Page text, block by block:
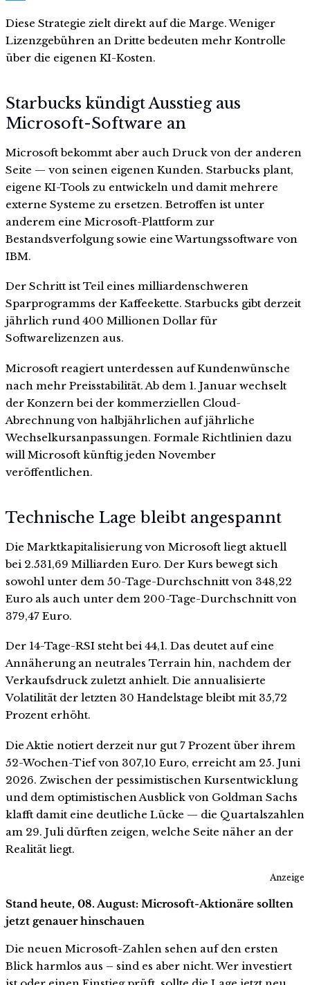
Diese Strategie zielt direkt auf die Marge. Weniger
Lizenzgebühren an Dritte bedeuten mehr Kontrolle
über die eigenen KI-Kosten.
Starbucks kündigt Ausstieg aus
Microsoft-Software an
Microsoft bekommt aber auch Druck von der anderen
Seite — von seinen eigenen Kunden. Starbucks plant,
eigene KI-Tools zu entwickeln und damit mehrere
externe Systeme zu ersetzen. Betroffen ist unter
anderem eine Microsoft-Plattform zur
Bestandsverfolgung sowie eine Wartungssoftware von
IBM.
Der Schritt ist Teil eines milliardenschweren
Sparprogramms der Kaffeekette. Starbucks gibt derzeit
jährlich rund 400 Millionen Dollar für
Softwarelizenzen aus.
Microsoft reagiert unterdessen auf Kundenwünsche
nach mehr Preisstabilität. Ab dem 1. Januar wechselt
der Konzern bei der kommerziellen Cloud-
Abrechnung von halbjährlichen auf jährliche
Wechselkursanpassungen. Formale Richtlinien dazu
will Microsoft künftig jeden November
veröffentlichen.
Technische Lage bleibt angespannt
Die Marktkapitalisierung von Microsoft liegt aktuell
bei 2.531,69 Milliarden Euro. Der Kurs bewegt sich
sowohl unter dem 50-Tage-Durchschnitt von 348,22
Euro als auch unter dem 200-Tage-Durchschnitt von
379,47 Euro.
Der 14-Tage-RSI steht bei 44,1. Das deutet auf eine
Annäherung an neutrales Terrain hin, nachdem der
Verkaufsdruck zuletzt anhielt. Die annualisierte
Volatilität der letzten 30 Handelstage bleibt mit 35,72
Prozent erhöht.
Die Aktie notiert derzeit nur gut 7 Prozent über ihrem
52-Wochen-Tief von 307,10 Euro, erreicht am 25. Juni
2026. Zwischen der pessimistischen Kursentwicklung
und dem optimistischen Ausblick von Goldman Sachs
klafft damit eine deutliche Lücke — die Quartalszahlen
am 29. Juli dürften zeigen, welche Seite näher an der
Realität liegt.
Anzeige
Stand heute, 08. August: Microsoft-Aktionäre sollten
jetzt genauer hinschauen
Die neuen Microsoft-Zahlen sehen auf den ersten
Blick harmlos aus – sind es aber nicht. Wer investiert